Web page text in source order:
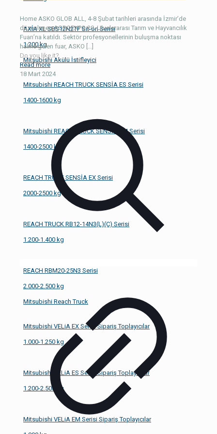
AXİA XL SBS12N2TF Sit-on Serisi
1.200 kg
Mitsubishi Akülü İstifleyici
Mitsubishi REACH TRUCK SENSİA ES Serisi
1400-1600 kg
Mitsubishi REACH TRUCK SENSİA EM Serisi
1400-2500 kg
REACH TRUCK SENSİA EX Serisi
2000-2500 kg
REACH TRUCK RB12-14N3(L)(C) Serisi
1.200-1.400 kg
REACH RBM20-25N3 Serisi
2.000-2.500 kg
Mitsubishi Reach Truck
Mitsubishi VELiA EX Serisi Sipariş Toplayıcılar
1.000-1.250 kg
Mitsubishi VELiA ES Serisi Sipariş Toplayıcılar
1.200-2.500 kg
Mitsubishi VELiA EM Serisi Sipariş Toplayıcılar
Home ASKO GLOB ALL, 4-8 Şubat tarihleri arasında İzmir’de
düzenlenen AGROEXPO 20. Uluslararası Tarım ve Hayvancılık
Fuarı’na katıldı. Sektör profesyonellerinin buluşma noktası
haline gelen fuar, ASKO […]
Do you like it?
Read more
18 Mart 2024